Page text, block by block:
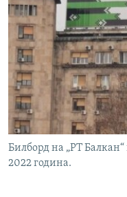
РСЕ веб страници
Билборд на „РТ
2022 година.